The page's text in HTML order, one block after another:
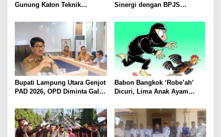
Gunung Katon Teknik
Jual Hasil Panen Meningkat
Sinergi dengan BPJS
Kesehatan Makin Cepat dan
Bupati Lampung Utara Genjot
PAD 2026, OPD Diminta Gali
hingga Optimalkan PBB-P2
Babon Bangkok ‘Robe’ah’
Dicuri, Lima Anak Ayam
Gang Jalaba Kotabumi Heboh